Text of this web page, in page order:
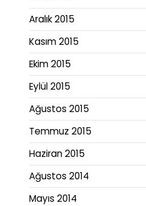
Aralık 2015
Kasım 2015
Ekim 2015
Eylül 2015
Ağustos 2015
Temmuz 2015
Haziran 2015
Ağustos 2014
Mayıs 2014